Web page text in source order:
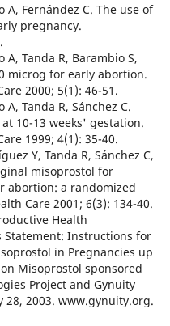
A, Fernández C. The use of
pregnancy.
A, Tanda R, Barambio S,
microg for early abortion.
2000; 5(1): 46-51.
A, Tanda R, Sánchez C.
10-13 weeks' gestation.
1999; 4(1): 35-40.
Y, Tanda R, Sánchez C,
misoprostol for
abortion: a randomized
Care 2001; 6(3): 134-40.
Health
Statement: Instructions for
in Pregnancies up
Misoprostol sponsored
Project and Gynuity
28, 2003. www.gynuity.org.